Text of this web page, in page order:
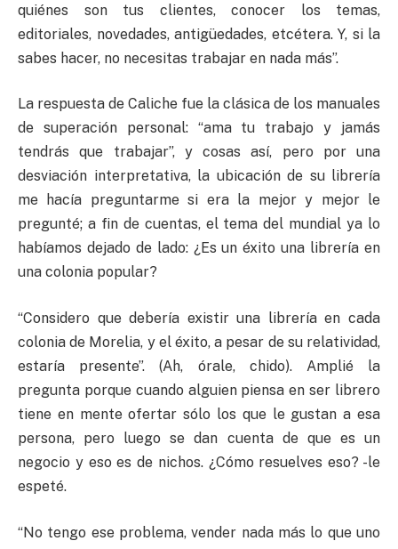
quiénes son tus clientes, conocer los temas,
editoriales, novedades, antigüedades, etcétera. Y, si la
sabes hacer, no necesitas trabajar en nada más”.
La respuesta de Caliche fue la clásica de los manuales
de superación personal: “ama tu trabajo y jamás
tendrás que trabajar”, y cosas así, pero por una
desviación interpretativa, la ubicación de su librería
me hacía preguntarme si era la mejor y mejor le
pregunté; a fin de cuentas, el tema del mundial ya lo
habíamos dejado de lado: ¿Es un éxito una librería en
una colonia popular?
“Considero que debería existir una librería en cada
colonia de Morelia, y el éxito, a pesar de su relatividad,
estaría presente”. (Ah, órale, chido). Amplié la
pregunta porque cuando alguien piensa en ser librero
tiene en mente ofertar sólo los que le gustan a esa
persona, pero luego se dan cuenta de que es un
negocio y eso es de nichos. ¿Cómo resuelves eso? -le
espeté.
“No tengo ese problema, vender nada más lo que uno